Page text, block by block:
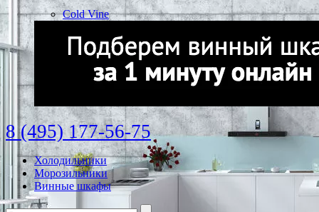
Cold Vine
8 (495) 177-56-75
Холодильники
Морозильники
Винные шкафы